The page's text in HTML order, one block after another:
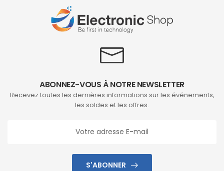
ABONNEZ-VOUS À NOTRE NEWSLETTER
Recevez toutes les dernières informations sur les événements,
les soldes et les offres.
S'ABONNER